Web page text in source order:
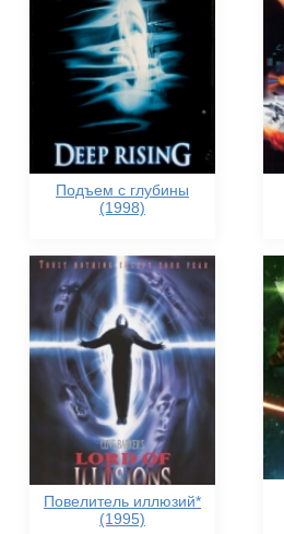
Подъем с глубины
(1998)
Повелитель иллюзий*
(1995)